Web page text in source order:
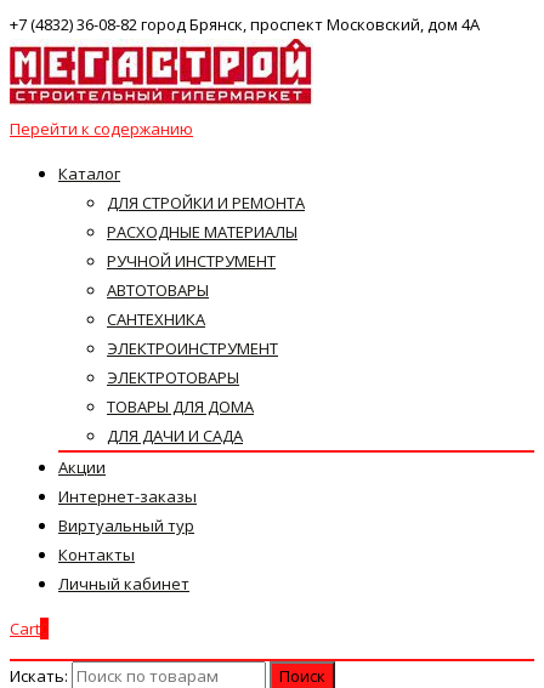
+7 (4832) 36-08-82 город Брянск, проспект Московский, дом 4А
Перейти к содержанию
Каталог
ДЛЯ СТРОЙКИ И РЕМОНТА
РАСХОДНЫЕ МАТЕРИАЛЫ
РУЧНОЙ ИНСТРУМЕНТ
АВТОТОВАРЫ
САНТЕХНИКА
ЭЛЕКТРОИНСТРУМЕНТ
ЭЛЕКТРОТОВАРЫ
ТОВАРЫ ДЛЯ ДОМА
ДЛЯ ДАЧИ И САДА
Акции
Интернет-заказы
Виртуальный тур
Контакты
Личный кабинет
Cart
Искать: